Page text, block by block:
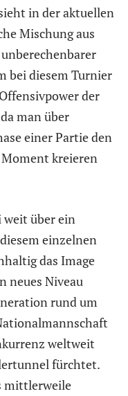
in der aktuellen
Mischung aus
bei diesem Turnier
der
man über
einer Partie den
kreieren
weit über ein
einzelnen
das Image
neues Niveau
rund um
weltweit
fürchtet.
mittlerweile